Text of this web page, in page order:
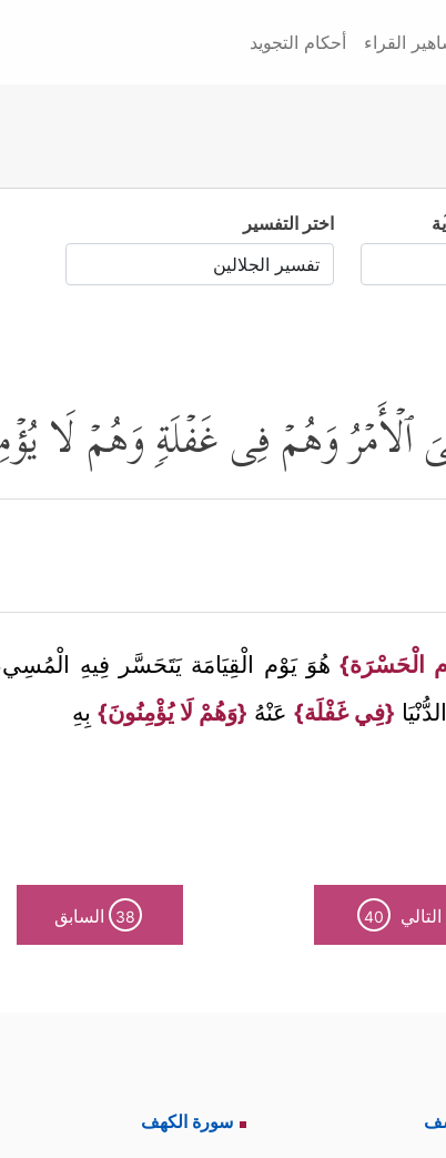
القراء أحكام التجويد
اختر التفسير
ٱلۡأَمۡرُ وَهُمۡ فِی غَفۡلَةࣲ وَهُمۡ لَا
الْحَسْرَة}هُوَ يَوْم الْقِيَامَة يَتَحَسَّر فِيهِ
{فِي غَفْلَة} عَنْهُ {وَهُمْ لَا يُؤْمِنُونَ} بِهِ
التالي 40
38 السابق
سورة الكهف